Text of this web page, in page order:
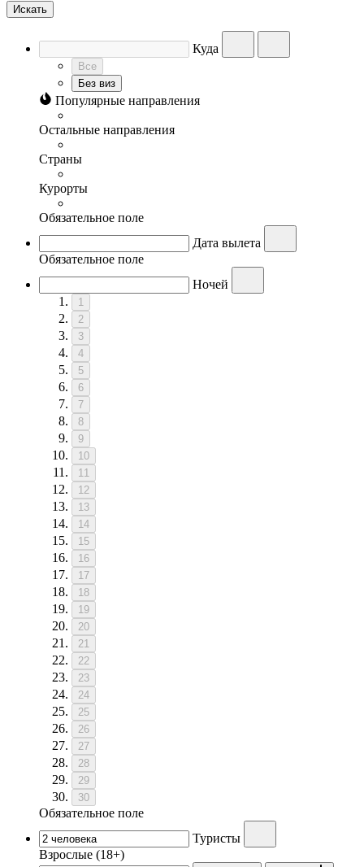
Искать
Куда
Все
Без виз
Популярные направления
Остальные направления
Страны
Курорты
Обязательное поле
Дата вылета
Обязательное поле
Ночей
1
2
3
4
5
6
7
8
9
10
11
12
13
14
15
16
17
18
19
20
21
22
23
24
25
26
27
28
29
30
Обязательное поле
Туристы
Взрослые (18+)